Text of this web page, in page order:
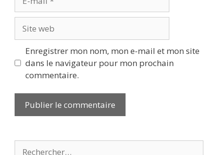
mail
web
Enregistrer mon nom, mon e-mail et mon site
dans le navigateur pour mon prochain
commentaire.